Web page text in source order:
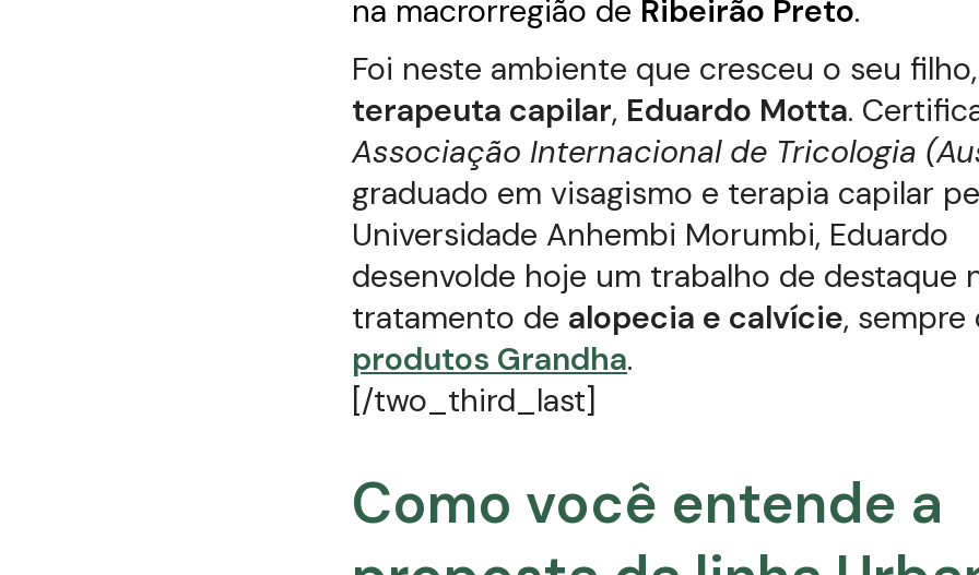
na macrorregião de Ribeirão Preto.
Foi neste ambiente que cresceu o seu
terapeuta capilar, Eduardo Motta.
Associação Internacional de Tricologia
graduado em visagismo e terapia capilar
Universidade Anhembi Morumbi, Eduardo
desenvolde hoje um trabalho de destaque
tratamento de alopecia e calvície, sempre
produtos Grandha.
[/two_third_last]
Como você entende a